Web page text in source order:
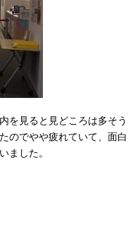
を見ると見どころは多そう
のでやや疲れていて、面白
ました。